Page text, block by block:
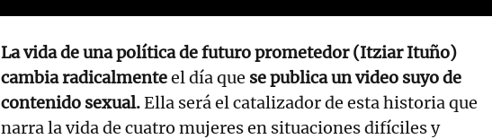
La vida de una política de futuro prometedor (Itziar Ituño)
cambia radicalmenteel día que se publica un video suyo de
contenido sexual.Ella será el catalizador de esta historia que
narra la vida de cuatro mujeres en situaciones difíciles y